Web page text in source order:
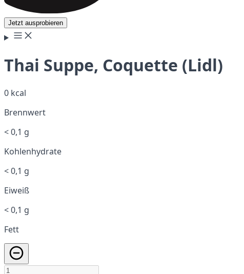
Jetzt ausprobieren
Thai Suppe, Coquette (Lidl)
0 kcal
Brennwert
< 0,1 g
Kohlenhydrate
< 0,1 g
Eiweiß
< 0,1 g
Fett